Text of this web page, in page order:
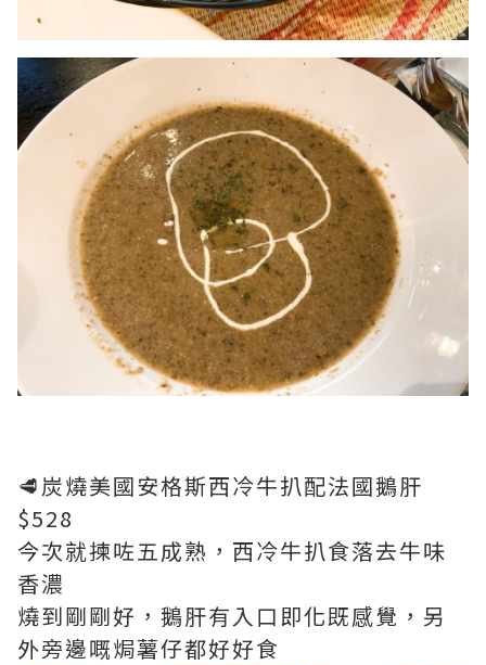
🥩炭燒美國安格斯西冷牛扒配法國鵝肝
$528
今次就揀咗五成熟，西冷牛扒食落去牛味
香濃
燒到剛剛好，鵝肝有入口即化既感覺，另
外旁邊嘅焗薯仔都好好食